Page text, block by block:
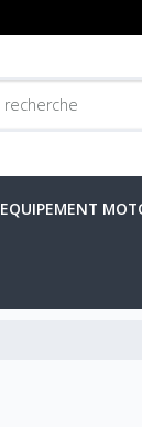
EQUIPEMENT